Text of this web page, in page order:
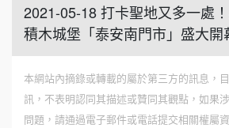
2021-05-18 打卡聖地又多一處
積木城堡「泰安南門市」盛大開
本網站內摘錄或轉載的屬於第三方的訊息，
訊，不表明認同其描述或贊同其觀點，如果
問題，請通過電子郵件或電話提交相關權屬